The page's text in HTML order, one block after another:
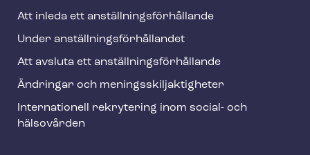
Att inleda ett an­ställ­nings­för­hål­lan­de
Under an­ställ­nings­för­hål­lan­det
Att avsluta ett an­ställ­nings­för­hål­lan­de
Ändringar och me­nings­skilj­ak­tig­he­ter
Internationell rekrytering inom social- och
hälsovården